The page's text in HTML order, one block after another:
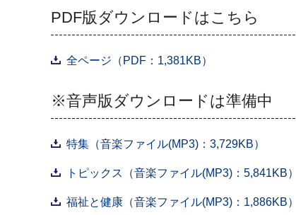
PDF版ダウンロードはこちら
全ページ（PDF：1,381KB）
※音声版ダウンロードは準備中
特集（音楽ファイル(MP3)：3,729KB）
トピックス（音楽ファイル(MP3)：5,841KB）
福祉と健康（音楽ファイル(MP3)：1,886KB）